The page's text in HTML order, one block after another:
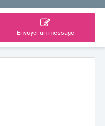
Envoyer un message